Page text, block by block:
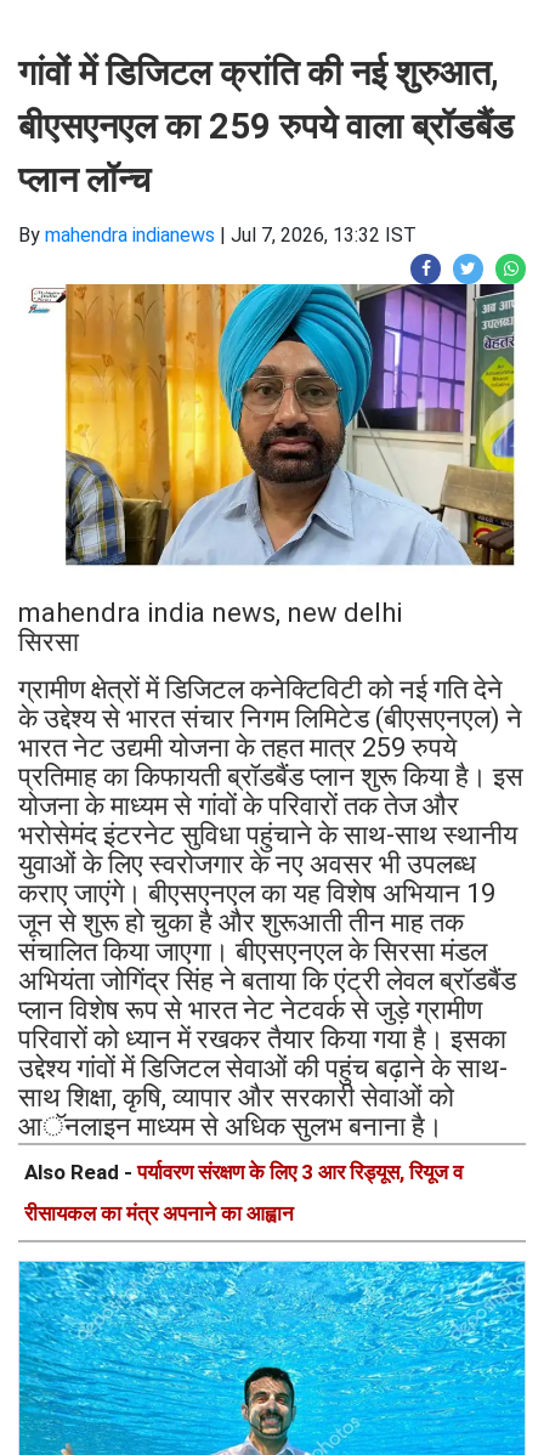
गांवों में डिजिटल क्रांति की नई शुरुआत,
बीएसएनएल का 259 रुपये वाला ब्रॉडबैंड
प्लान लॉन्च
By mahendra indianews | Jul 7, 2026, 13:32 IST
mahendra india news, new delhi
सिरसा
ग्रामीण क्षेत्रों में डिजिटल कनेक्टिविटी को नई गति देने
के उद्देश्य से भारत संचार निगम लिमिटेड (बीएसएनएल) ने
भारत नेट उद्यमी योजना के तहत मात्र 259 रुपये
प्रतिमाह का किफायती ब्रॉडबैंड प्लान शुरू किया है। इस
योजना के माध्यम से गांवों के परिवारों तक तेज और
भरोसेमंद इंटरनेट सुविधा पहुंचाने के साथ-साथ स्थानीय
युवाओं के लिए स्वरोजगार के नए अवसर भी उपलब्ध
कराए जाएंगे। बीएसएनएल का यह विशेष अभियान 19
जून से शुरू हो चुका है और शुरूआती तीन माह तक
संचालित किया जाएगा। बीएसएनएल के सिरसा मंडल
अभियंता जोगिंद्र सिंह ने बताया कि एंट्री लेवल ब्रॉडबैंड
प्लान विशेष रूप से भारत नेट नेटवर्क से जुड़े ग्रामीण
परिवारों को ध्यान में रखकर तैयार किया गया है। इसका
उद्देश्य गांवों में डिजिटल सेवाओं की पहुंच बढ़ाने के साथ-
साथ शिक्षा, कृषि, व्यापार और सरकारी सेवाओं को
आॅनलाइन माध्यम से अधिक सुलभ बनाना है।
Also Read -पर्यावरण संरक्षण के लिए 3 आर रिड्यूस, रियूज व
रीसायकल का मंत्र अपनाने का आह्वान